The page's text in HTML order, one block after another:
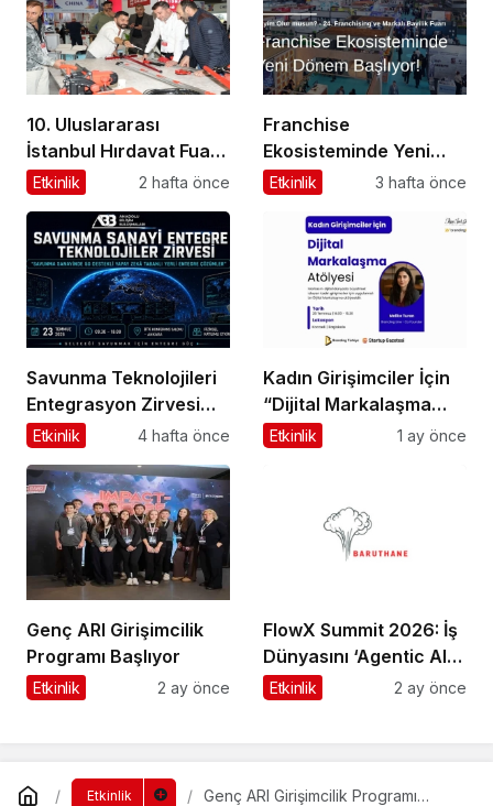
10. Uluslararası
İstanbul Hırdavat Fuarı,
Küresel Ticaretin Yeni
Hazırlanıyor
Etkinlik 2 hafta önce
Franchise
Ekosisteminde Yeni
Dönem Başlıyor: Bayim
2026 İçin Geri Sayım!
Etkinlik 3 hafta önce
Savunma Teknolojileri
Entegrasyon Zirvesi
Ankara’da
Etkinlik 4 hafta önce
Kadın Girişimciler İçin
“Dijital Markalaşma
Atölyesi” Başlıyor
Etkinlik 1 ay önce
Genç ARI Girişimcilik
Programı Başlıyor
Etkinlik 2 ay önce
FlowX Summit 2026: İş
Dünyasını ‘Agentic AI’
ve Otonom Yapay Zeka
Etkinlik 2 ay önce
Etkinlik
Genç ARI Girişimcilik Programı